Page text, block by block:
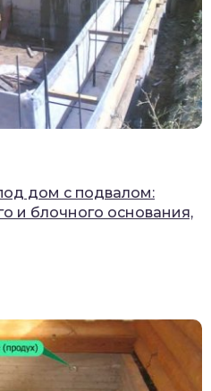
дом с подвалом:
и блочного основания,